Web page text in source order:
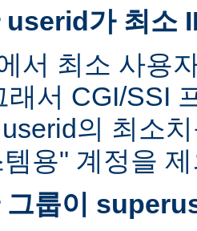
userid가 최소
서 최소 사용
래서 CGI/SSI
의 최소
용" 계정을
그룹이